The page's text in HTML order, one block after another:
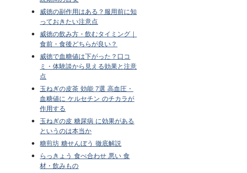
威徳の副作用はある？服用前に知
っておきたい注意点
威徳の飲み方・飲むタイミング｜
食前・食後どちらが良い？
威徳で血糖値は下がった？口コ
ミ・体験談から見える効果と注意
点
玉ねぎの皮茶 効能 7選 高血圧・
血糖値に ケルセチン のチカラが
作用する
玉ねぎの皮 糖尿病 に効果がある
というのは本当か
糖煎坊 糖せんぼう 徹底解説
らっきょう 食べ合わせ 悪い 食
材・飲みもの